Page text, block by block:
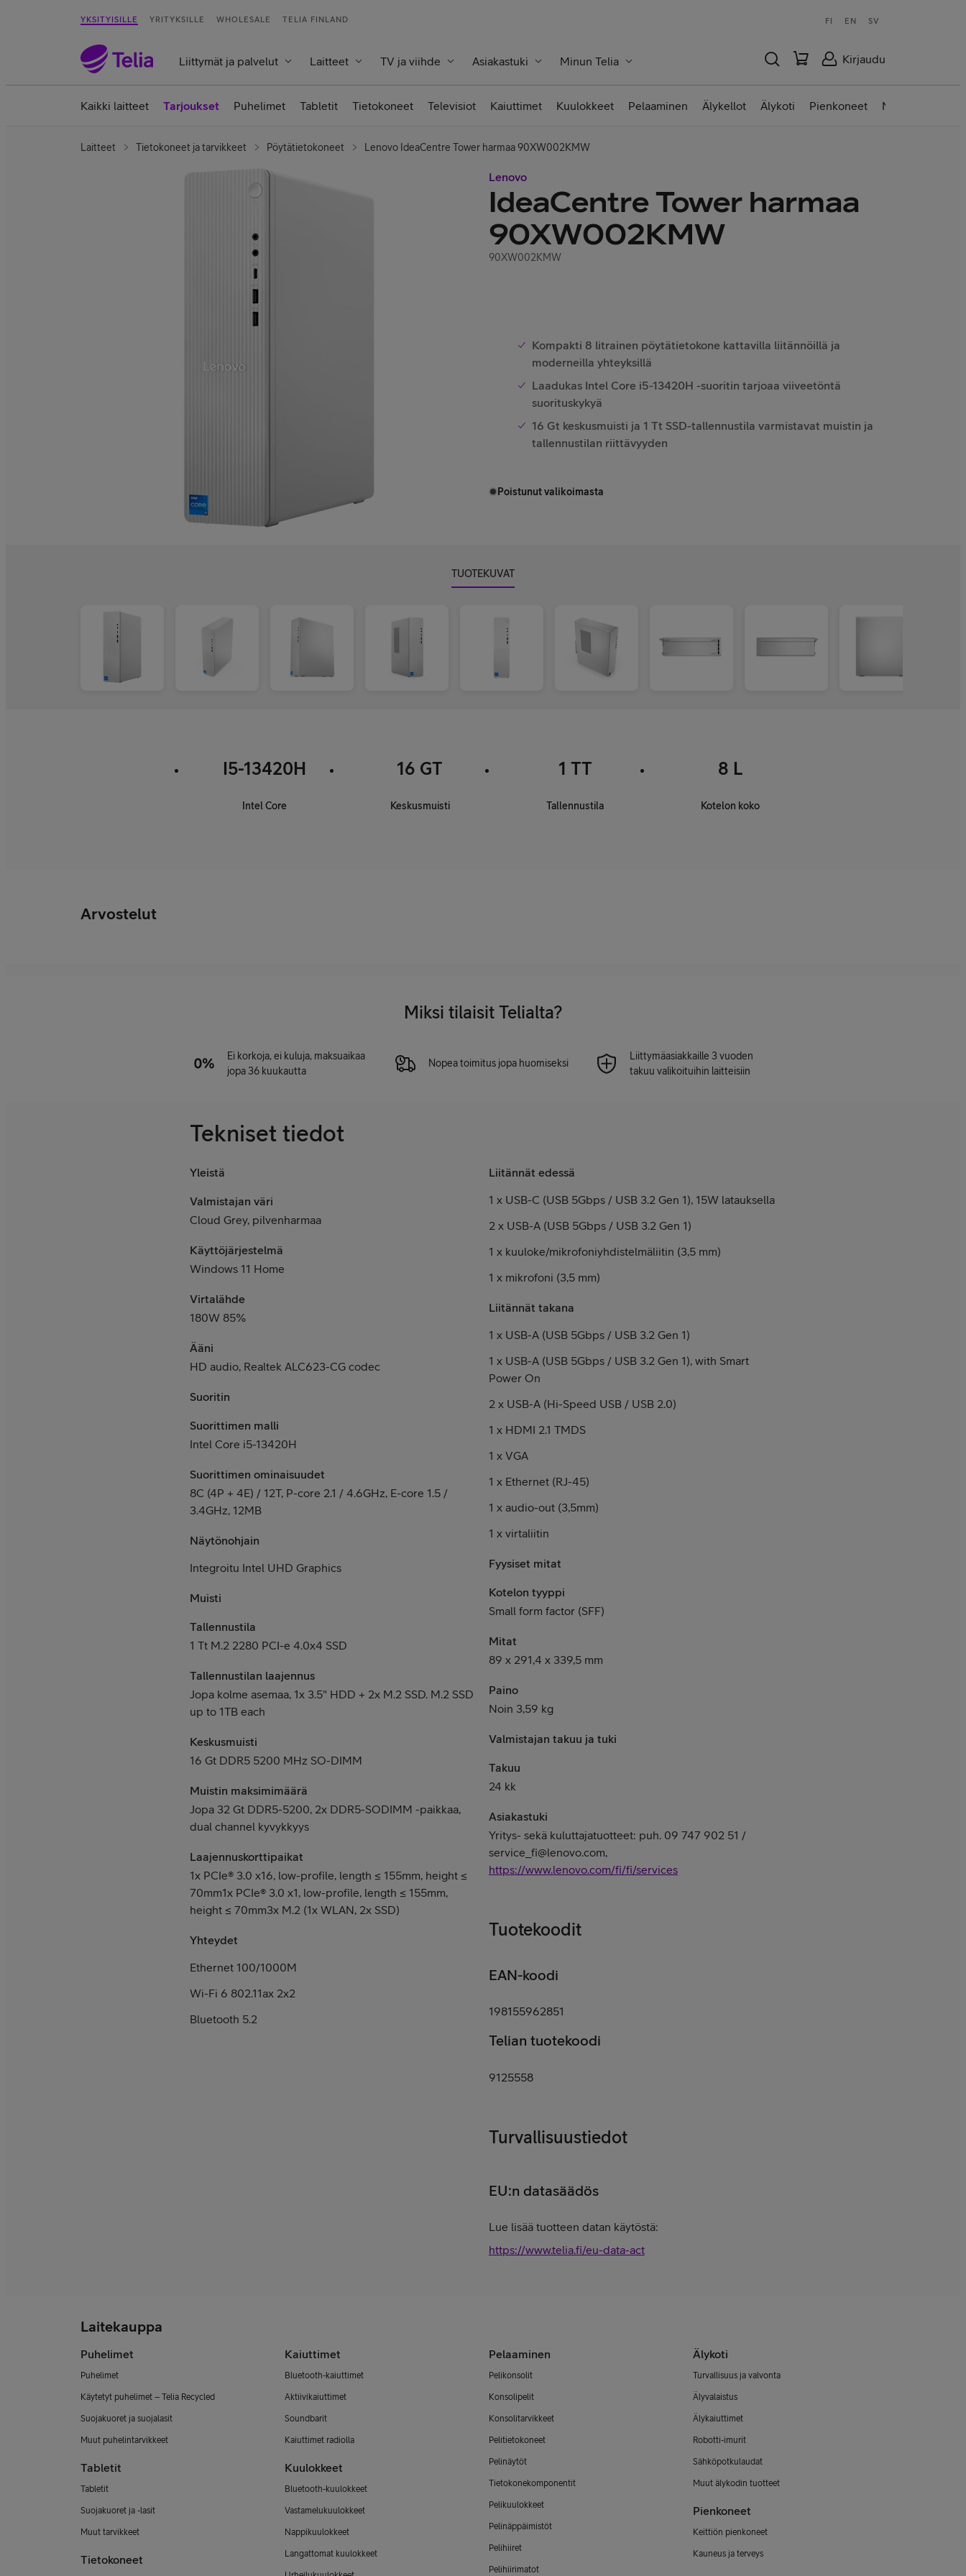
YKSITYISILLE YRITYKSILLE WHOLESALE TELIA FINLAND FI EN SV
Liittymät ja palvelut Laitteet TV ja viihde Asiakastuki Minun Telia Kirjaudu
Kaikki laitteet Tarjoukset Puhelimet Tabletit Tietokoneet Televisiot Kaiuttimet Kuulokkeet Pelaaminen Älykellot Älykoti Pienkoneet Nettilaitteet
Laitteet Tietokoneet ja tarvikkeet Pöytätietokoneet Lenovo IdeaCentre Tower harmaa 90XW002KMW
Lenovo
IdeaCentre Tower harmaa
90XW002KMW
90XW002KMW
Kompakti 8 litrainen pöytätietokone kattavilla liitännöillä ja
moderneilla yhteyksillä
Laadukas Intel Core i5-13420H -suoritin tarjoaa viiveetöntä
suorituskykyä
16 Gt keskusmuisti ja 1 Tt SSD-tallennustila varmistavat muistin ja
tallennustilan riittävyyden
Poistunut valikoimasta
TUOTEKUVAT
I5-13420H
Intel Core
16 GT
Keskusmuisti
1 TT
Tallennustila
8 L
Kotelon koko
Arvostelut
Miksi tilaisit Telialta?
Ei korkoja, ei kuluja, maksuaikaa
jopa 36 kuukautta
Nopea toimitus jopa huomiseksi
Liittymäasiakkaille 3 vuoden
takuu valikoituihin laitteisiin
Tekniset tiedot
Yleistä
Valmistajan väri
Cloud Grey, pilvenharmaa
Käyttöjärjestelmä
Windows 11 Home
Virtalähde
180W 85%
Ääni
HD audio, Realtek ALC623-CG codec
Suoritin
Suorittimen malli
Intel Core i5-13420H
Suorittimen ominaisuudet
8C (4P + 4E) / 12T, P-core 2.1 / 4.6GHz, E-core 1.5 /
3.4GHz, 12MB
Näytönohjain
Integroitu Intel UHD Graphics
Muisti
Tallennustila
1 Tt M.2 2280 PCI-e 4.0x4 SSD
Tallennustilan laajennus
Jopa kolme asemaa, 1x 3.5" HDD + 2x M.2 SSD. M.2 SSD
up to 1TB each
Keskusmuisti
16 Gt DDR5 5200 MHz SO-DIMM
Muistin maksimimäärä
Jopa 32 Gt DDR5-5200, 2x DDR5-SODIMM -paikkaa,
dual channel kyvykkyys
Laajennuskorttipaikat
1x PCIe® 3.0 x16, low-profile, length ≤ 155mm, height ≤
70mm1x PCIe® 3.0 x1, low-profile, length ≤ 155mm,
height ≤ 70mm3x M.2 (1x WLAN, 2x SSD)
Yhteydet
Ethernet 100/1000M
Wi-Fi 6 802.11ax 2x2
Bluetooth 5.2
Liitännät edessä
1 x USB-C (USB 5Gbps / USB 3.2 Gen 1), 15W latauksella
2 x USB-A (USB 5Gbps / USB 3.2 Gen 1)
1 x kuuloke/mikrofoniyhdistelmäliitin (3,5 mm)
1 x mikrofoni (3,5 mm)
Liitännät takana
1 x USB-A (USB 5Gbps / USB 3.2 Gen 1)
1 x USB-A (USB 5Gbps / USB 3.2 Gen 1), with Smart
Power On
2 x USB-A (Hi-Speed USB / USB 2.0)
1 x HDMI 2.1 TMDS
1 x VGA
1 x Ethernet (RJ-45)
1 x audio-out (3,5mm)
1 x virtaliitin
Fyysiset mitat
Kotelon tyyppi
Small form factor (SFF)
Mitat
89 x 291,4 x 339,5 mm
Paino
Noin 3,59 kg
Valmistajan takuu ja tuki
Takuu
24 kk
Asiakastuki
Yritys- sekä kuluttajatuotteet: puh. 09 747 902 51 /
service_fi@lenovo.com,
https://www.lenovo.com/fi/fi/services
Tuotekoodit
EAN-koodi
198155962851
Telian tuotekoodi
9125558
Turvallisuustiedot
EU:n datasäädös
Lue lisää tuotteen datan käytöstä:
https://www.telia.fi/eu-data-act
Laitekauppa
Puhelimet
Puhelimet
Käytetyt puhelimet – Telia Recycled
Suojakuoret ja suojalasit
Muut puhelintarvikkeet
Tabletit
Tabletit
Suojakuoret ja -lasit
Muut tarvikkeet
Tietokoneet
Kaiuttimet
Bluetooth-kaiuttimet
Aktiivikaiuttimet
Soundbarit
Kaiuttimet radiolla
Kuulokkeet
Bluetooth-kuulokkeet
Vastamelukuulokkeet
Nappikuulokkeet
Langattomat kuulokkeet
Pelaaminen
Pelikonsolit
Konsolipelit
Konsolitarvikkeet
Pelitietokoneet
Pelinäytöt
Tietokonekomponentit
Pelikuulokkeet
Pelinäppäimistöt
Pelihiiret
Pelihiirimatot
Älykoti
Turvallisuus ja valvonta
Älyvalaistus
Älykaiuttimet
Robotti-imurit
Sähköpotkulaudat
Muut älykodin tuotteet
Pienkoneet
Keittiön pienkoneet
Kauneus ja terveys